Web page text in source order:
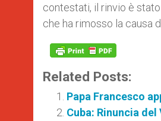
contestati, il rinvio è
che ha rimosso la causa
Related Posts:
Papa Francesco
Cuba: Rinuncia